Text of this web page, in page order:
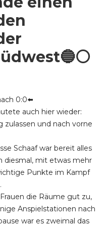
0:0⬅️
auch hier wieder:
und nach vorne
Schaaf war bereit alles
diesmal, mit etwas mehr
Punkte im Kampf
die Räume gut zu,
Anspielstationen nach
war es zweimal das